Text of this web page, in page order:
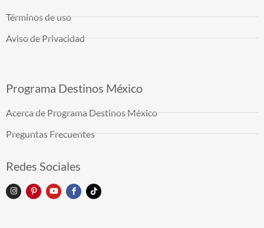
Términos de uso
Aviso de Privacidad
Programa Destinos México
Acerca de Programa Destinos México
Preguntas Frecuentes
Redes Sociales